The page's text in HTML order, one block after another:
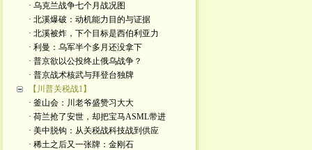
· 乌克兰战争七个月战况图
· 北溪爆破：动机能力目的与证据
· 北溪被炸，下个目标是西伯利亚力
· 利曼：乌军半个多月还没拿下
· 普京欲以公投终止俄乌战争？
· 普京战术核武与拜登台独牌
【川普关税战1】
· 釜山会：川老爷盛赞习大大
· 荷兰抢了安世，却把宝马ASML带进
· 美中脱钩：从关税战科技战到供应
· 稀土之后又一张牌：金刚石